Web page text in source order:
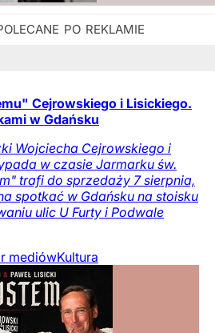
Cejrowskiego i Lisickiego.
w Gdańsku
Wojciecha Cejrowskiego i
w czasie Jarmarku św.
trafi do sprzedaży 7 sierpnia,
spotkać w Gdańsku na stoisku
ulic U Furty i Podwale
mediówKultura